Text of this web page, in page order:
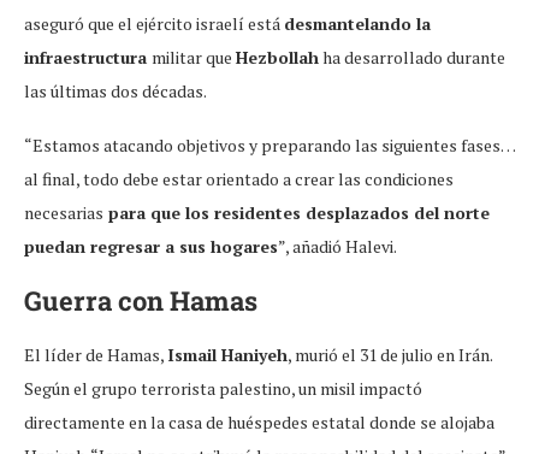
aseguró que el ejército israelí está desmantelando la
infraestructura militar que Hezbollahha desarrollado durante
las últimas dos décadas.
“Estamos atacando objetivos y preparando las siguientes fases…
al final, todo debe estar orientado a crear las condiciones
necesarias para que los residentes desplazados del norte
puedan regresar a sus hogares”, añadió Halevi.
Guerra con Hamas
El líder de Hamas, Ismail Haniyeh, murió el 31 de julio en Irán.
Según el grupo terrorista palestino, un misil impactó
directamente en la casa de huéspedes estatal donde se alojaba